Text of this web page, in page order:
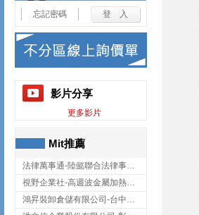
忘記密碼
影片分享
更多影片
Mit推薦
法律萬事通-陸懿聯合法律事務所
視野企業社-高週波金屬加熱設備,彰化高週波金屬加熱設備
鴻昇裝卸倉儲有限公司-台中貨櫃裝卸